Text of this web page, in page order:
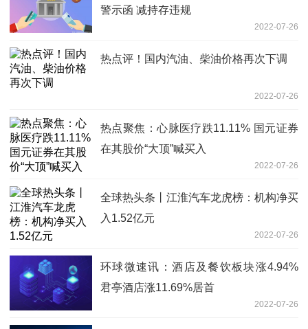
警示函 减持存违规
2022-07-26
热点评！国内汽油、柴油价格再次下调
2022-07-26
热点聚焦：心脉医疗跌11.11% 国元证券
在其股价“大顶”喊买入
2022-07-26
全球热头条丨江淮汽车龙虎榜：机构净买
入1.52亿元
2022-07-26
环球微速讯：酒店及餐饮板块涨4.94%
君亭酒店涨11.69%居首
2022-07-26